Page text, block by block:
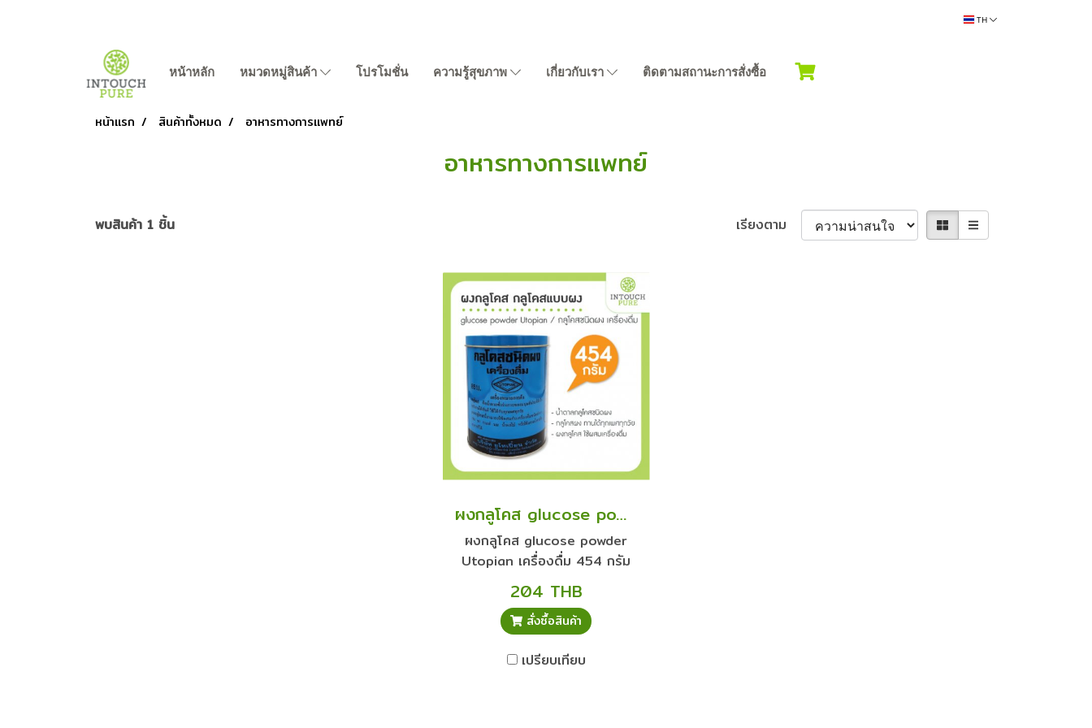
TH
หน้าหลัก หมวดหมู่สินค้า โปรโมชั่น ความรู้สุขภาพ เกี่ยวกับเรา ติดตามสถานะการสั่งซื้อ
หน้าแรก สินค้าทั้งหมด อาหารทางการแพทย์
อาหารทางการแพทย์
พบสินค้า 1 ชิ้น เรียงตาม
ผงกลูโคส glucose powder Utopian เครื่องดื่ม 454 กรัม น้ำตาลกลูโคส
ผงกลูโคส glucose powder
Utopian เครื่องดื่ม 454 กรัม
น้ำตาลกลูโคสชนิดผง กลูโคสแบบ
ผง กลูโคสชนิดผง
204 THB
สั่งซื้อสินค้า
เปรียบเทียบ